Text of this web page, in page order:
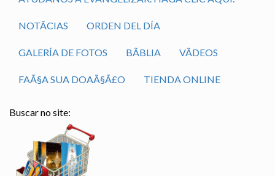
NOTÃ­CIAS ORDEN DEL DÍA
GALERÍA DE FOTOS BÃ­BLIA VÃ­DEOS
FAÃ§A SUA DOAÃ§Ã£O TIENDA ONLINE
Buscar no site: